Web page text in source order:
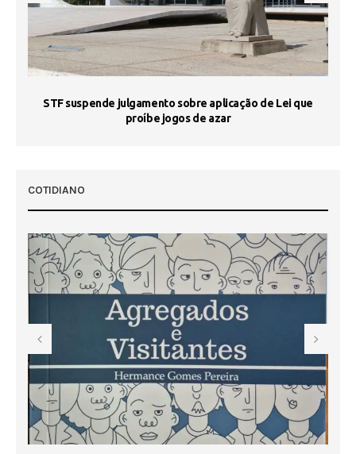
STF suspende julgamento sobre aplicação de Lei que
proíbe jogos de azar
COTIDIANO